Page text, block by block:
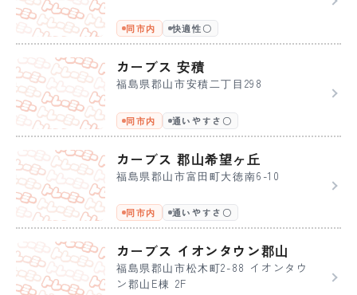
同市内 快適性〇
カーブス 安積
福島県郡山市安積二丁目298
同市内 通いやすさ〇
カーブス 郡山希望ヶ丘
福島県郡山市富田町大徳南6-10
同市内 通いやすさ〇
カーブス イオンタウン郡山
福島県郡山市松木町2-88 イオンタウ
ン郡山E棟 2F